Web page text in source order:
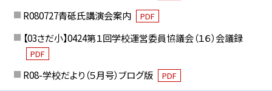
R080727青砥氏講演会案内
PDF
【03さだ小】0424第１回学校運営委員協議会（１６）会議録
PDF
R08-学校だより（５月号）ブログ版 PDF